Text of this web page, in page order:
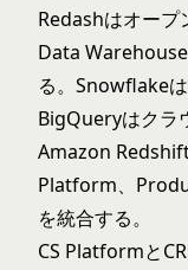
Redashはオープ
Data
る。Snowflake
BigQueryはクラ
Amazon
Platform、
を統合する。
CS Platformと